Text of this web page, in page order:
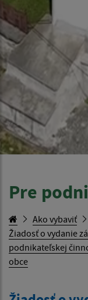
Pre
Ako vybaviť
Žiadosť o vydanie
podnikateľskej
obce